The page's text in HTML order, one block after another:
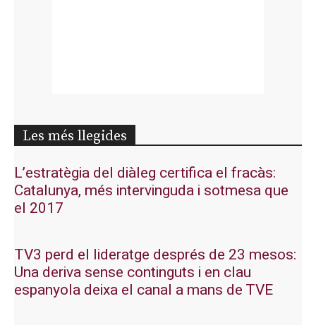
Les més llegides
L’estratègia del diàleg certifica el fracàs:
Catalunya, més intervinguda i sotmesa que
el 2017
TV3 perd el lideratge després de 23 mesos:
Una deriva sense continguts i en clau
espanyola deixa el canal a mans de TVE